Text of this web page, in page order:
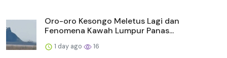
Oro-oro Kesongo Meletus Lagi dan
Fenomena Kawah Lumpur Panas...
1 day ago 16